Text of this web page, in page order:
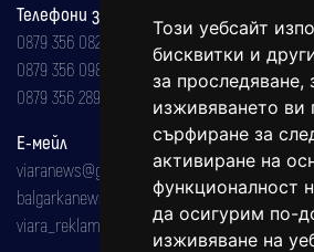
Този уебсайт
бисквитки и
за проследяване,
изживяването ви
сърфиране за
активиране на
функционалност
да осигурим по-
изживяване на
Телефони за реклама и абонаменти
0879 356 082
0879 356 098
0879 356 289
Е-мейл
viaranews@gmail.com
balgarkanews@gmail.com
viara_reklama@mail.bg